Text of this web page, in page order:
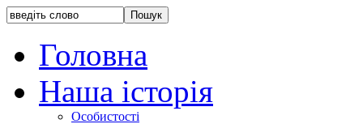
Головна
Наша історія
Особистості